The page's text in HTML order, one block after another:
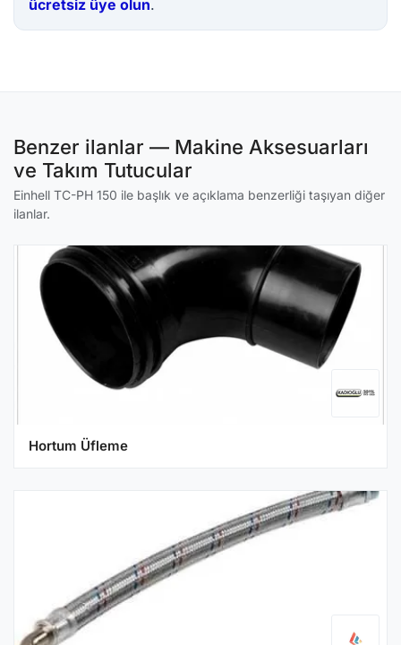
ücretsiz üye olun.
Benzer ilanlar — Makine Aksesuarları
ve Takım Tutucular
Einhell TC-PH 150 ile başlık ve açıklama benzerliği taşıyan diğer
ilanlar.
Hortum Üfleme